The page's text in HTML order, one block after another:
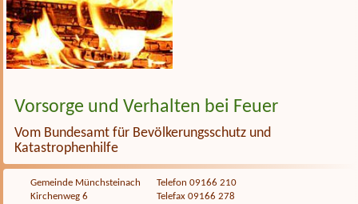
Vorsorge und Verhalten bei Feuer
Vom Bundesamt für Bevölkerungsschutz und
Katastrophenhilfe
Gemeinde Münchsteinach
Kirchenweg 6
Telefon 09166 210
Telefax 09166 278